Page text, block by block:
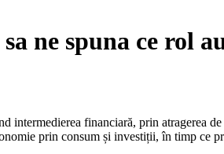
ne spuna ce rol
intermedierea financiară, prin atragerea
prin consum și investiții, în timp ce